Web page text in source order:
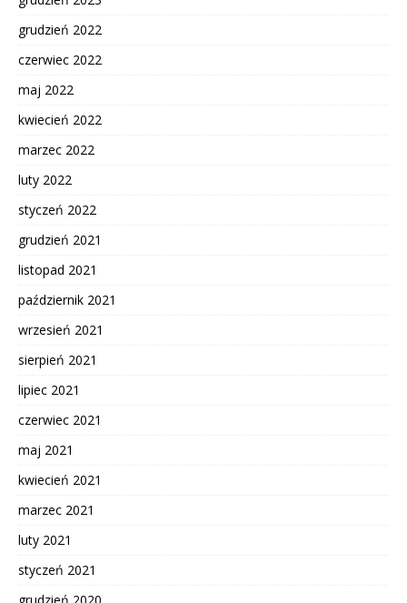
grudzień 2022
czerwiec 2022
maj 2022
kwiecień 2022
marzec 2022
luty 2022
styczeń 2022
grudzień 2021
listopad 2021
październik 2021
wrzesień 2021
sierpień 2021
lipiec 2021
czerwiec 2021
maj 2021
kwiecień 2021
marzec 2021
luty 2021
styczeń 2021